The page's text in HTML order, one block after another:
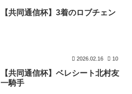
【共同通信杯】3着のロブチェン
2026.02.16 10
【共同通信杯】ベレシート北村友
一騎手